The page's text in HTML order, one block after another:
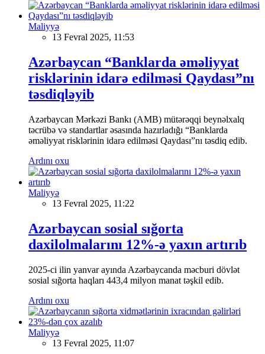
Maliyyə
13 Fevral 2025, 11:53
Azərbaycan “Banklarda əməliyyat
risklərinin idarə edilməsi Qaydası”nı
təsdiqləyib
Azərbaycan Mərkəzi Bankı (AMB) mütərəqqi beynəlxalq
təcrübə və standartlar əsasında hazırladığı “Banklarda
əməliyyat risklərinin idarə edilməsi Qaydası”nı təsdiq edib.
Ardını oxu
Maliyyə
13 Fevral 2025, 11:22
Azərbaycan sosial sığorta
daxilolmalarını 12%-ə yaxın artırıb
2025-ci ilin yanvar ayında Azərbaycanda məcburi dövlət
sosial sığorta haqları 443,4 milyon manat təşkil edib.
Ardını oxu
Maliyyə
13 Fevral 2025, 11:07